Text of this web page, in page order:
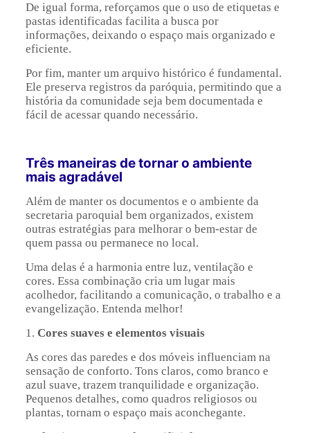
De igual forma, reforçamos que o uso de etiquetas e
pastas identificadas facilita a busca por
informações, deixando o espaço mais organizado e
eficiente.
Por fim, manter um arquivo histórico é fundamental.
Ele preserva registros da paróquia, permitindo que a
história da comunidade seja bem documentada e
fácil de acessar quando necessário.
Três maneiras de tornar o ambiente
mais agradável
Além de manter os documentos e o ambiente da
secretaria paroquial bem organizados, existem
outras estratégias para melhorar o bem-estar de
quem passa ou permanece no local.
Uma delas é a harmonia entre luz, ventilação e
cores. Essa combinação cria um lugar mais
acolhedor, facilitando a comunicação, o trabalho e a
evangelização. Entenda melhor!
1. Cores suaves e elementos visuais
As cores das paredes e dos móveis influenciam na
sensação de conforto. Tons claros, como branco e
azul suave, trazem tranquilidade e organização.
Pequenos detalhes, como quadros religiosos ou
plantas, tornam o espaço mais aconchegante.